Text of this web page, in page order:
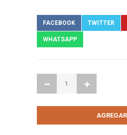
FACEBOOK TWITTER
WHATSAPP